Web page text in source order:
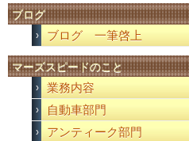
ブログ
ブログ 一筆啓上
マーズスピードのこと
業務内容
自動車部門
アンティーク部門